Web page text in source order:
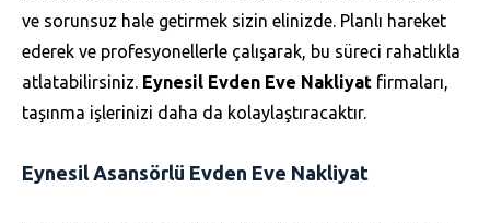
ve sorunsuz hale getirmek sizin elinizde. Planlı hareket
ederek ve profesyonellerle çalışarak, bu süreci rahatlıkla
atlatabilirsiniz. Eynesil Evden Eve Nakliyat firmaları,
taşınma işlerinizi daha da kolaylaştıracaktır.
Eynesil Asansörlü Evden Eve Nakliyat